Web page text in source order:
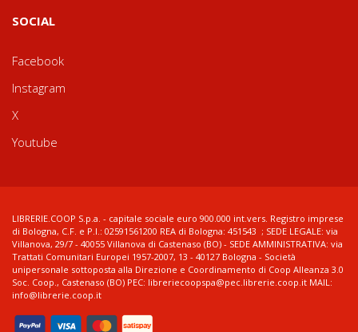
SOCIAL
Facebook
Instagram
X
Youtube
LIBRERIE.COOP S.p.a. - capitale sociale euro 900.000 int.vers. Registro imprese
di Bologna, C.F. e P.I.: 02591561200 REA di Bologna: 451543 ; SEDE LEGALE: via
Villanova, 29/7 - 40055 Villanova di Castenaso (BO) - SEDE AMMINISTRATIVA: via
Trattati Comunitari Europei 1957-2007, 13 - 40127 Bologna - Società
unipersonale sottoposta alla Direzione e Coordinamento di Coop Alleanza 3.0
Soc. Coop., Castenaso (BO) PEC: libreriecoopspa@pec.librerie.coop.it MAIL:
info@librerie.coop.it